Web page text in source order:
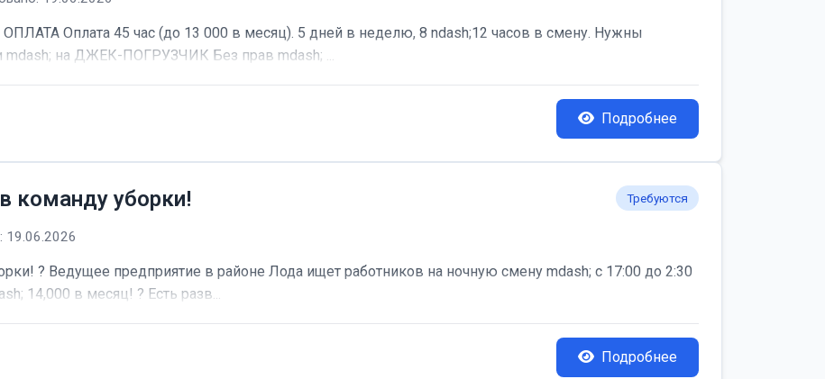
Оплата 45 час (до 13 000 в месяц). 5 дней в неделю, 8 ndash;12 часов в смену. Нужны
mdash; на ДЖЕК-ПОГРУЗЧИК Без прав mdash; ...
Подробнее
команду уборки! Требуются
19.06.2026
? Ведущее предприятие в районе Лода ищет работников на ночную смену mdash; с 17:00 до 2:30
14,000 в месяц! ? Есть разв...
Подробнее